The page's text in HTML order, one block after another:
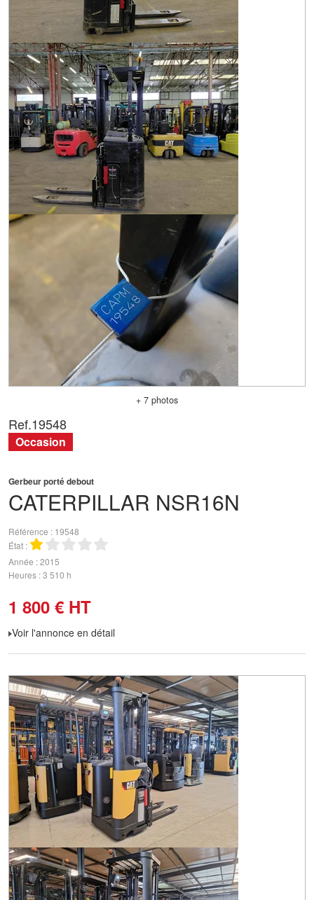
+ 7 photos
CATERPILLAR NSR16N
Gerbeur porté debout
Référence
19548
État
Année 2015
Heures 3 510 h
1 800 € HT
Voir l'annonce en détail
Ref.19548
Occasion